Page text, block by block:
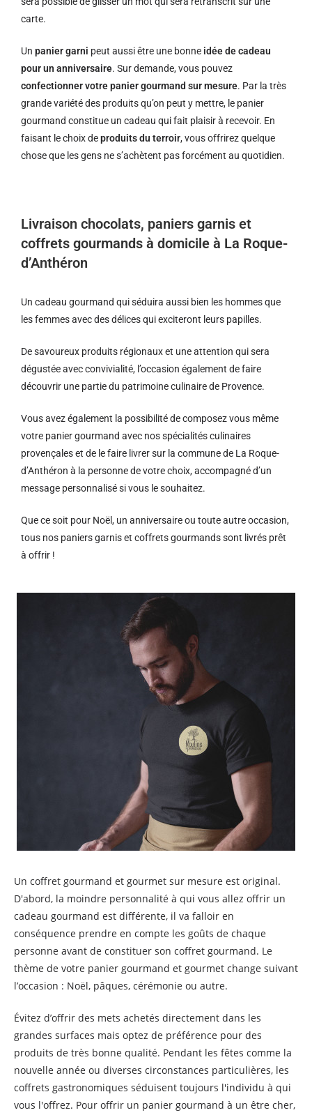
carte.
Un panier garni peut aussi être une bonne idée de cadeau
pour un anniversaire. Sur demande, vous pouvez
confectionner votre panier gourmand sur mesure. Par la très
grande variété des produits qu’on peut y mettre, le panier
gourmand constitue un cadeau qui fait plaisir à recevoir. En
faisant le choix deproduits du terroir, vous offrirez quelque
chose que les gens ne s’achètent pas forcément au quotidien.
Livraison chocolats, paniers garnis et
coffrets gourmands à domicile à La Roque-
d’Anthéron
Un cadeau gourmand qui séduira aussi bien les hommes que
les femmes avec des délices qui exciteront leurs papilles.
De savoureux produits régionaux et une attention qui sera
dégustée avec convivialité, l’occasion également de faire
découvrir une partie du patrimoine culinaire de Provence.
Vous avez également la possibilité de composez vous même
votre panier gourmand avec nos spécialités culinaires
provençales et de le faire livrer sur la commune de La Roque-
d’Anthéron à la personne de votre choix, accompagné d’un
message personnalisé si vous le souhaitez.
Que ce soit pour Noël, un anniversaire ou toute autre occasion,
tous nos paniers garnis et coffrets gourmands sont livrés prêt
à offrir !
Un coffret gourmand et gourmet sur mesure est original.
D'abord, la moindre personnalité à qui vous allez offrir un
cadeau gourmand est différente, il va falloir en
conséquence prendre en compte les goûts de chaque
personne avant de constituer son coffret gourmand. Le
thème de votre panier gourmand et gourmet change suivant
l’occasion : Noël, pâques, cérémonie ou autre.
Évitez d’offrir des mets achetés directement dans les
grandes surfaces mais optez de préférence pour des
produits de très bonne qualité. Pendant les fêtes comme la
nouvelle année ou diverses circonstances particulières, les
coffrets gastronomiques séduisent toujours l'individu à qui
vous l'offrez. Pour offrir un panier gourmand à un être cher,